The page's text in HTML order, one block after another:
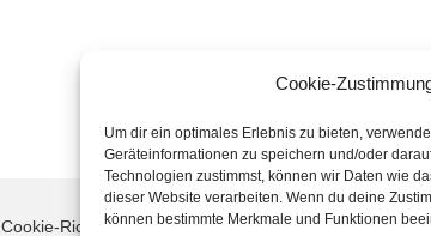
Cookie-
Um dir ein optimales Erlebnis zu bieten,
Geräteinformationen zu speichern und/oder
Technologien zustimmst, können wir Daten wie
dieser Website verarbeiten. Wenn du deine
können bestimmte Merkmale und Funktionen
Cookie-Richtlinie (EU)